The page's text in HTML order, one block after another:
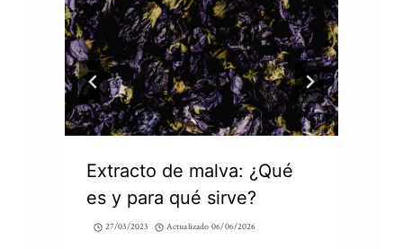
Extracto de malva: ¿Qué
es y para qué sirve?
27/03/2023 Actualizado 06/06/2026